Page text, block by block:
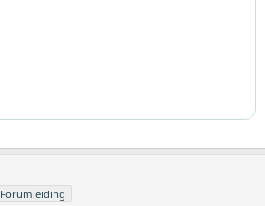
Forumleiding